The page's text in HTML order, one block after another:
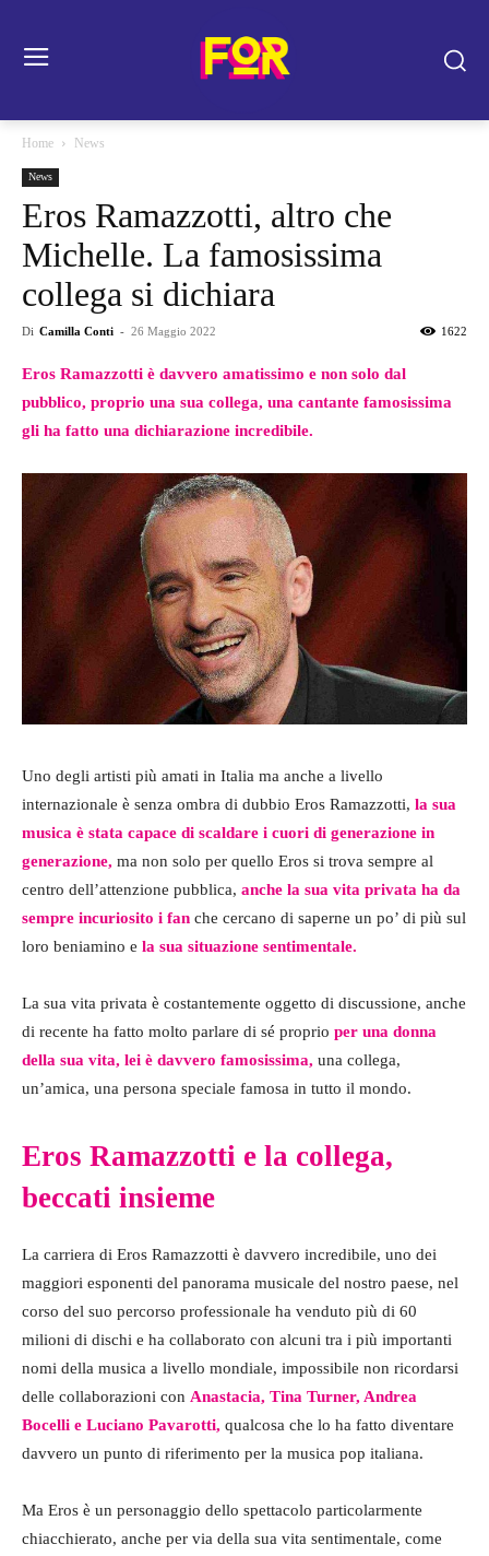
Home News
News
Eros Ramazzotti, altro che
Michelle. La famosissima
collega si dichiara
Di Camilla Conti - 26 Maggio 2022 1622
Eros Ramazzotti è davvero amatissimo e non solo dal
pubblico, proprio una sua collega, una cantante famosissima
gli ha fatto una dichiarazione incredibile.
Uno degli artisti più amati in Italia ma anche a livello
internazionale è senza ombra di dubbio Eros Ramazzotti, la sua
musica è stata capace di scaldare i cuori di generazione in
generazione, ma non solo per quello Eros si trova sempre al
centro dell’attenzione pubblica, anche la sua vita privata ha da
sempre incuriosito i fan che cercano di saperne un po’ di più sul
loro beniamino e la sua situazione sentimentale.
La sua vita privata è costantemente oggetto di discussione, anche
di recente ha fatto molto parlare di sé proprio per una donna
della sua vita, lei è davvero famosissima, una collega,
un’amica, una persona speciale famosa in tutto il mondo.
Eros Ramazzotti e la collega,
beccati insieme
La carriera di Eros Ramazzotti è davvero incredibile, uno dei
maggiori esponenti del panorama musicale del nostro paese, nel
corso del suo percorso professionale ha venduto più di 60
milioni di dischi e ha collaborato con alcuni tra i più importanti
nomi della musica a livello mondiale, impossibile non ricordarsi
delle collaborazioni con Anastacia, Tina Turner, Andrea
Bocelli e Luciano Pavarotti, qualcosa che lo ha fatto diventare
davvero un punto di riferimento per la musica pop italiana.
Ma Eros è un personaggio dello spettacolo particolarmente
chiacchierato, anche per via della sua vita sentimentale, come